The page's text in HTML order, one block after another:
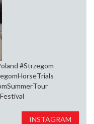
#Strzegom
INSTAGRAM